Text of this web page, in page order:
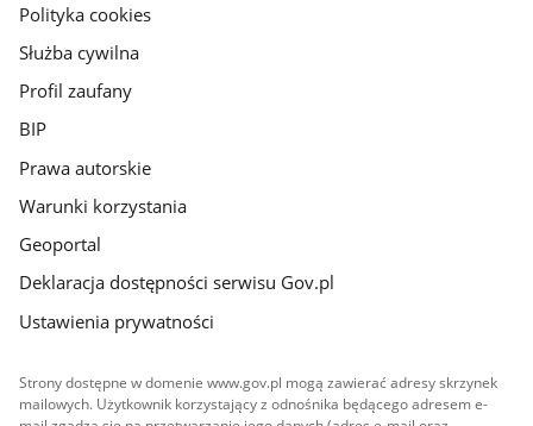
gov.pl
Polityka cookies
Służba cywilna
Profil zaufany
BIP
Prawa autorskie
Warunki korzystania
Geoportal
Deklaracja dostępności serwisu Gov.pl
Ustawienia prywatności
Strony dostępne w domenie www.gov.pl mogą zawierać adresy skrzynek
mailowych. Użytkownik korzystający z odnośnika będącego adresem e-